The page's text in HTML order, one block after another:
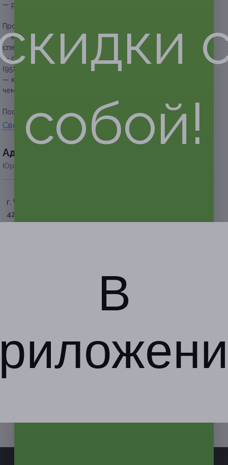
— работа с датчиками давления — 50 руб.
Прочие условия:
— купон не распространяется на другие
спецпредложения автокомплекса;
— обязательна предварительная запись по телефону +7
(958) 267-99-07;
— клиент обязан сообщить об отмене записи не менее
чем за 12 часов.
Посмотреть группу « ВКонтакте
Свернуть
Адресa
Юридическая информация о партнёре
г. Челябинск, ул. Гагарина, д.
42а
собой!
В